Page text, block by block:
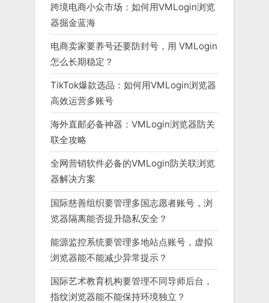
跨境电商小众市场：如何用VMLogin浏览
器掘金蓝海
电商卖家要养号还要防封号，用 VMLogin
怎么长期稳定？
TikTok爆款选品：如何用VMLogin浏览器
高效运营多账号
海外直邮必备神器：VMLogin浏览器防关
联全攻略
全网营销软件必备的VMLogin防关联浏览
器解决方案
国际慈善组织要管理多国志愿者账号，浏
览器隔离能否提升隐私安全？
能源监控系统要管理多地站点账号，虚拟
浏览器能不能减少异常提示？
国际艺术教育机构要管理不同导师后台，
指纹浏览器能不能保持环境独立？